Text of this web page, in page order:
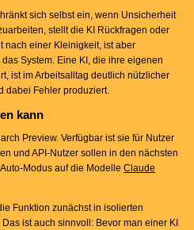
sich selbst ein, wenn Unsicherheit
stellt die KI Rückfragen oder
nach einer Kleinigkeit, ist aber
System. Eine KI, die ihre eigenen
ist im Arbeitsalltag deutlich nützlicher
dabei Fehler produziert.
kann
Preview. Verfügbar ist sie für Nutzer
und API-Nutzer sollen in den nächsten
Modus auf die Modelle Claude
Funktion zunächst in isolierten
ist auch sinnvoll: Bevor man einer KI